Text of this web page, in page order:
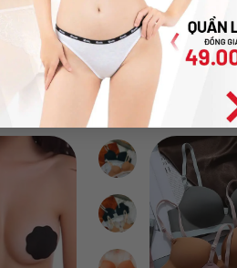
TOP mẫu HOT nhất 2021! 】